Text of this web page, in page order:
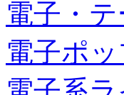
電子・
電子ポ